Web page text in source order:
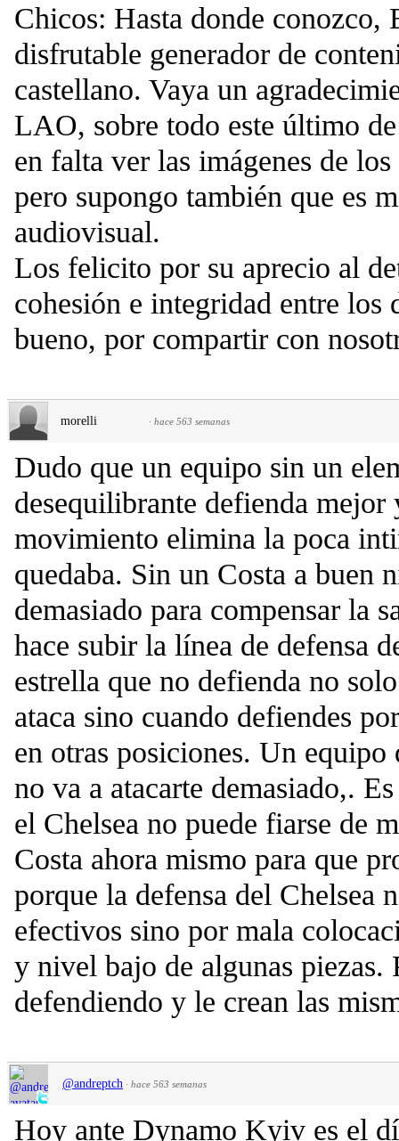
Chicos: Hasta donde conozco,
disfrutable generador de
castellano. Vaya un
LAO, sobre todo este último
en falta ver las imágenes de
pero supongo también que es
audiovisual.
Los felicito por su aprecio al
cohesión e integridad entre los
bueno, por compartir con
morelli · hace 563 semanas
Dudo que un equipo sin un
desequilibrante defienda mejor
movimiento elimina la poca
quedaba. Sin un Costa a buen
demasiado para compensar la
hace subir la línea de defensa
estrella que no defienda no
ataca sino cuando defiendes
en otras posiciones. Un
no va a atacarte demasiado,.
el Chelsea no puede fiarse de
Costa ahora mismo para que
porque la defensa del Chelsea
efectivos sino por mala
y nivel bajo de algunas piezas.
defendiendo y le crean las
@andreptch · hace 563 semanas
Hoy ante Dynamo Kyiv es el